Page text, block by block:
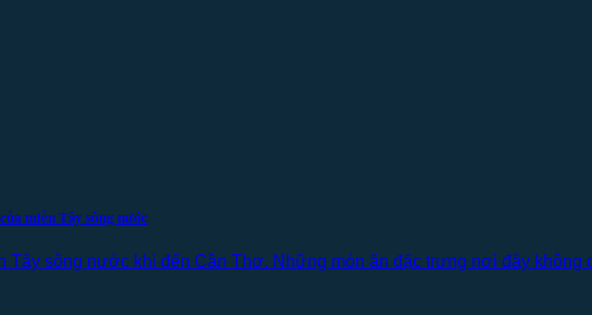
miền Tây sông nước
Tây sông nước khi đến Cần Thơ. Những món ăn đặc trưng nơi đây